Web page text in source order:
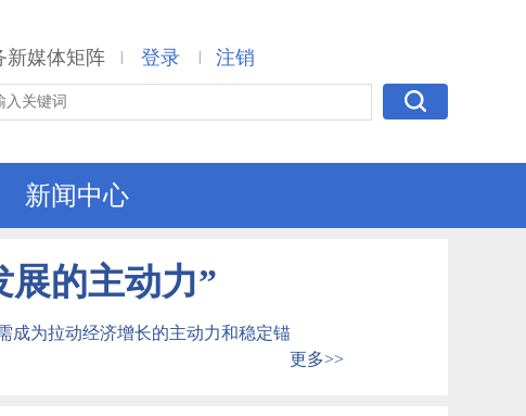
新媒体矩阵 登录 注销
新闻中心
展的主动力”
成为拉动经济增长的主动力和稳定锚
更多>>